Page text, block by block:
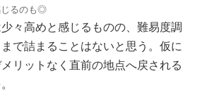
じるのも◎
々高めと感じるものの、難易度調
で詰まることはないと思う。仮に
リットなく直前の地点へ戻される